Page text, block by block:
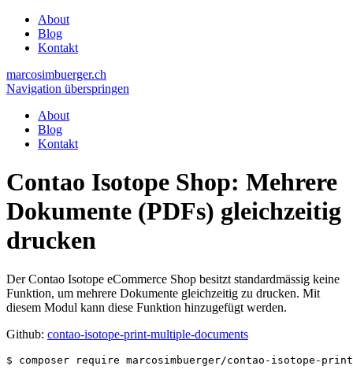
About
Blog
Kontakt
marcosimbuerger.ch
Navigation überspringen
About
Blog
Kontakt
Contao Isotope Shop: Mehrere
Dokumente (PDFs) gleichzeitig
drucken
Der Contao Isotope eCommerce Shop besitzt standardmässig keine
Funktion, um mehrere Dokumente gleichzeitig zu drucken. Mit
diesem Modul kann diese Funktion hinzugefügt werden.
Github: contao-isotope-print-multiple-documents
$ composer require marcosimbuerger/contao-isotope-